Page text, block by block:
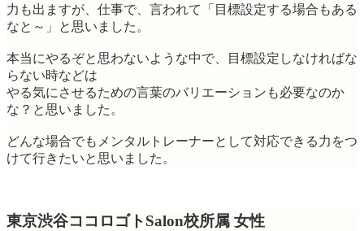
力も出ますが、仕事で、言われて「目標設定する場合もある
なと～」と思いました。
本当にやるぞと思わないような中で、目標設定しなければな
らない時などは
やる気にさせるための言葉のバリエーションも必要なのか
な？と思いました。
どんな場合でもメンタルトレーナーとして対応できる力をつ
けて行きたいと思いました。
東京渋谷ココロゴトSalon校所属 女性